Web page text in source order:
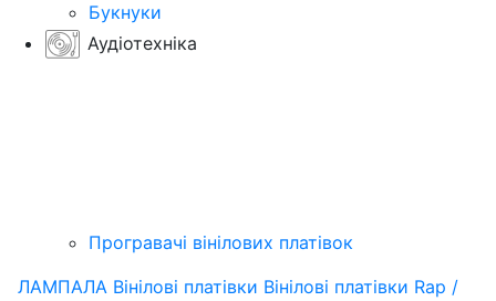
Букнуки
Аудіотехніка
Програвачі вінілових платівок
ЛАМПАЛА Вінілові платівки Вінілові платівки Rap /